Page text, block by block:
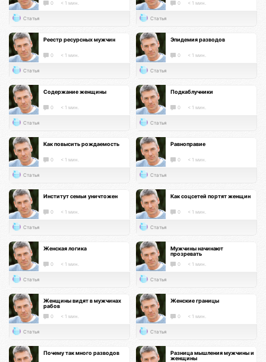
0 < 1 мин.
Статья
0 < 1 мин.
Статья
Реестр ресурсных мужчин
0 < 1 мин.
Статья
Эпидемия разводов
0 < 1 мин.
Статья
Содержание женщины
0 < 1 мин.
Статья
Подкаблучники
0 < 1 мин.
Статья
Как повысить рождаемость
0 < 1 мин.
Статья
Равноправие
0 < 1 мин.
Статья
Институт семьи уничтожен
0 < 1 мин.
Статья
Как соцсетей портят женщин
0 < 1 мин.
Статья
Женская логика
0 < 1 мин.
Статья
Мужчины начинают
прозревать
0 < 1 мин.
Статья
Женщины видят в мужчинах
рабов
0 < 1 мин.
Статья
Женские границы
0 < 1 мин.
Статья
Почему так много разводов
Разница мышления мужчины и
женщины